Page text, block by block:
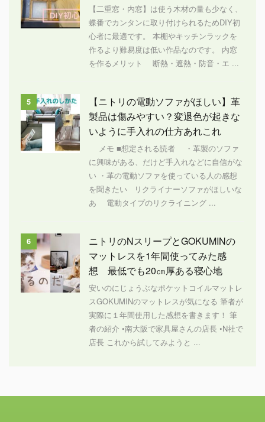
【二重窓・内窓】は使う木材の量も少なく、
蝶番でカンタンに取り付けられるためDIY初
心者に最適です。 本棚やキッチンラックを
作るより難易度は低い作品なのです。 内窓
を作るメリット 断熱・遮熱・防音・エ ...
5
【ニトリの電動ソファがほしい】革
製品は傷みやすい？変退色が起きな
いように手入れの仕方あれこれ
メモ ■想定される読者 ・革製のソファ
に興味がある、だけど手入れなどに自信がな
い ・革の電動ソファを使っている人の感想
を聞きたい リクライナーソファがほしいな
あ 電動タイプのリクライニング ...
6
ニトリのNスリープとGOKUMINの
マットレスを1年間使ってみた感
想 最低でも20㎝厚ある寝心地
安いのにじょうぶなポケットコイルマットレ
スGOKUMINのマットレスが気になる 筆者が
実際に１年間使用した感想を書きます！ 筆
者の紹介 •南大阪で家具屋さんの店長 •N社で
店長 これから試してみようと ...